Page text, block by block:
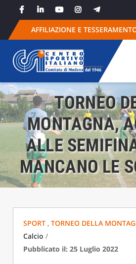
content
AFFILIAZIONE E
TORNEO
MONTAGNA,
ALLE
MANCANO LE
SPORT ,TORNEO DELLA
Calcio /
Pubblicato il: 25 Luglio 2022